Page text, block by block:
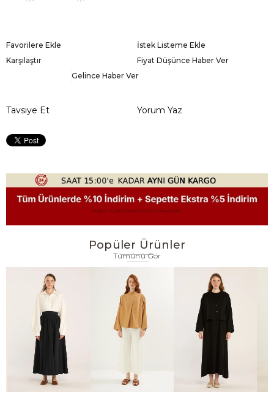
Favorilere Ekle
İstek Listeme Ekle
Karşılaştır
Fiyat Düşünce Haber Ver
Gelince Haber Ver
Tavsiye Et Yorum Yaz
Popüler Ürünler
Tümünü Gör